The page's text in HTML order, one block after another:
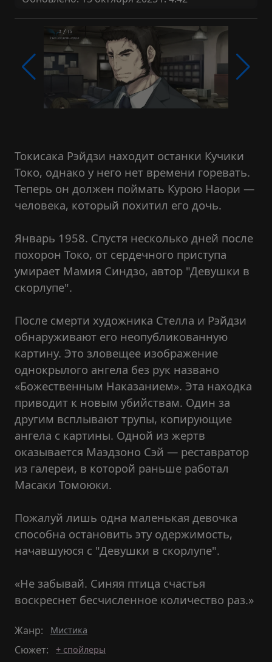
Токисака Рэйдзи находит останки Кучики
Токо, однако у него нет времени горевать.
Теперь он должен поймать Курою Наори —
человека, который похитил его дочь.
Январь 1958. Спустя несколько дней после
похорон Токо, от сердечного приступа
умирает Мамия Синдзо, автор "Девушки в
скорлупе".
После смерти художника Стелла и Рэйдзи
обнаруживают его неопубликованную
картину. Это зловещее изображение
однокрылого ангела без рук названо
«Божественным Наказанием». Эта находка
приводит к новым убийствам. Один за
другим всплывают трупы, копирующие
ангела с картины. Одной из жертв
оказывается Маэдзоно Сэй — реставратор
из галереи, в которой раньше работал
Масаки Томоюки.
Пожалуй лишь одна маленькая девочка
способна остановить эту одержимость,
начавшуюся с "Девушки в скорлупе".
«Не забывай. Синяя птица счастья
воскреснет бесчисленное количество раз.»
Жанр: Мистика
Сюжет: + спойлеры